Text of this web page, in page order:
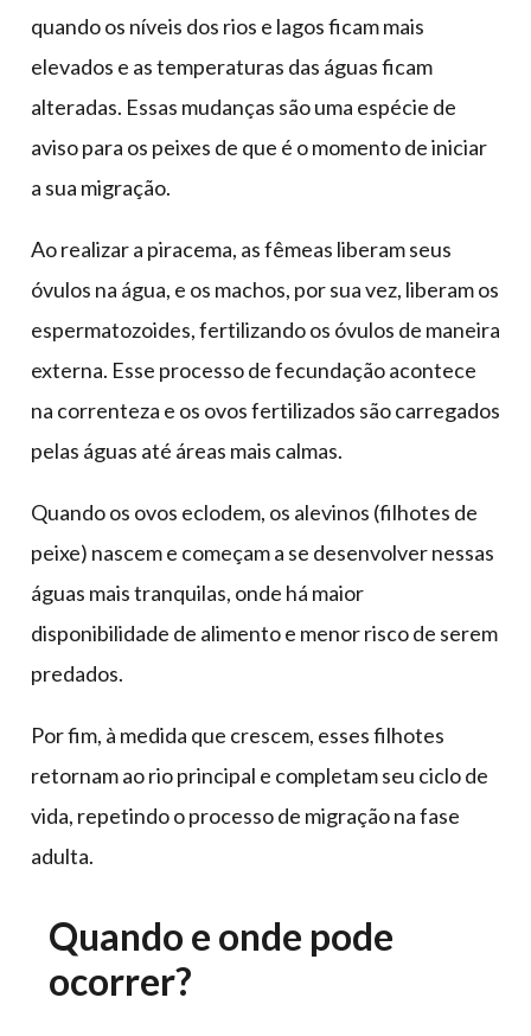
quando os níveis dos rios e lagos ficam mais
elevados e as temperaturas das águas ficam
alteradas. Essas mudanças são uma espécie de
aviso para os peixes de que é o momento de iniciar
a sua migração.
Ao realizar a piracema, as fêmeas liberam seus
óvulos na água, e os machos, por sua vez, liberam os
espermatozoides, fertilizando os óvulos de maneira
externa. Esse processo de fecundação acontece
na correnteza e os ovos fertilizados são carregados
pelas águas até áreas mais calmas.
Quando os ovos eclodem, os alevinos (filhotes de
peixe) nascem e começam a se desenvolver nessas
águas mais tranquilas, onde há maior
disponibilidade de alimento e menor risco de serem
predados.
Por fim, à medida que crescem, esses filhotes
retornam ao rio principal e completam seu ciclo de
vida, repetindo o processo de migração na fase
adulta.
Quando e onde pode
ocorrer?